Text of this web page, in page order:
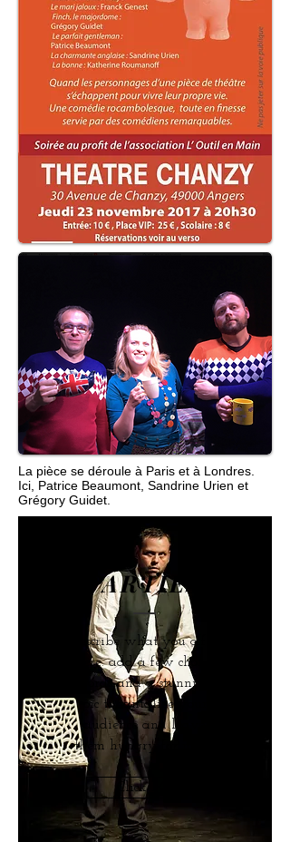
La pièce se déroule à Paris et à Londres.
Ici, Patrice Beaumont, Sandrine Urien et
Grégory Guidet.
PARTIES
Describe what you offer
here. add a few choice
words and a stunning
pic to tantalize your
audience and leave
them hungry for more.
Click Me